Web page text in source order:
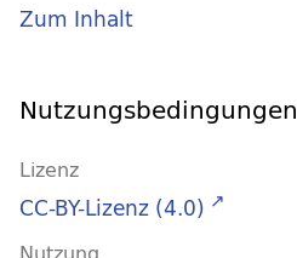
Zum Inhalt
Nutzungsbedingungen
Lizenz
CC-BY-Lizenz (4.0)